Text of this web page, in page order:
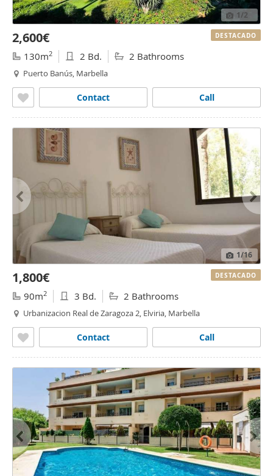
1/2
2,600€
130m2 2 Bd. 2 Bathrooms
Puerto Banús, Marbella
Call
Contact
DESTACADO
1/16
1,800€
90m2 3 Bd. 2 Bathrooms
Urbanizacion Real de Zaragoza 2, Elviria, Marbella
Call
Contact
DESTACADO